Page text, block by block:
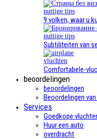
nuttige tips
9 volken, waar u
nuttige tips
Subtiliteiten van
vluchten
Comfortabele-
beoordelingen
beoordelingen
Beoordelingen
Services
Goedkope
Huur een auto
overdracht